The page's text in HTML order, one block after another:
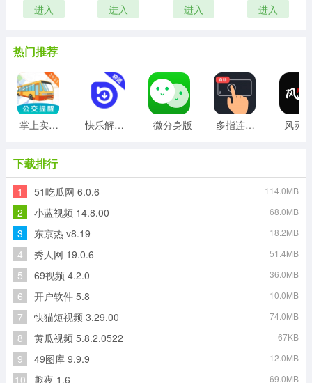
进入
进入
进入
进入
热门推荐
掌上实时公交 快乐解锁版 微分身版 多指连点器 风灵
下载排行
1 51吃瓜网 6.0.6 114.0MB
2 小蓝视频 14.8.00 68.0MB
3 东京热 v8.19 18.2MB
4 秀人网 19.0.6 51.4MB
5 69视频 4.2.0 36.0MB
6 开户软件 5.8 10.0MB
7 快猫短视频 3.29.00 74.0MB
8 黄瓜视频 5.8.2.0522 67KB
9 49图库 9.9.9 12.0MB
10 趣夜 1.6 69.0MB